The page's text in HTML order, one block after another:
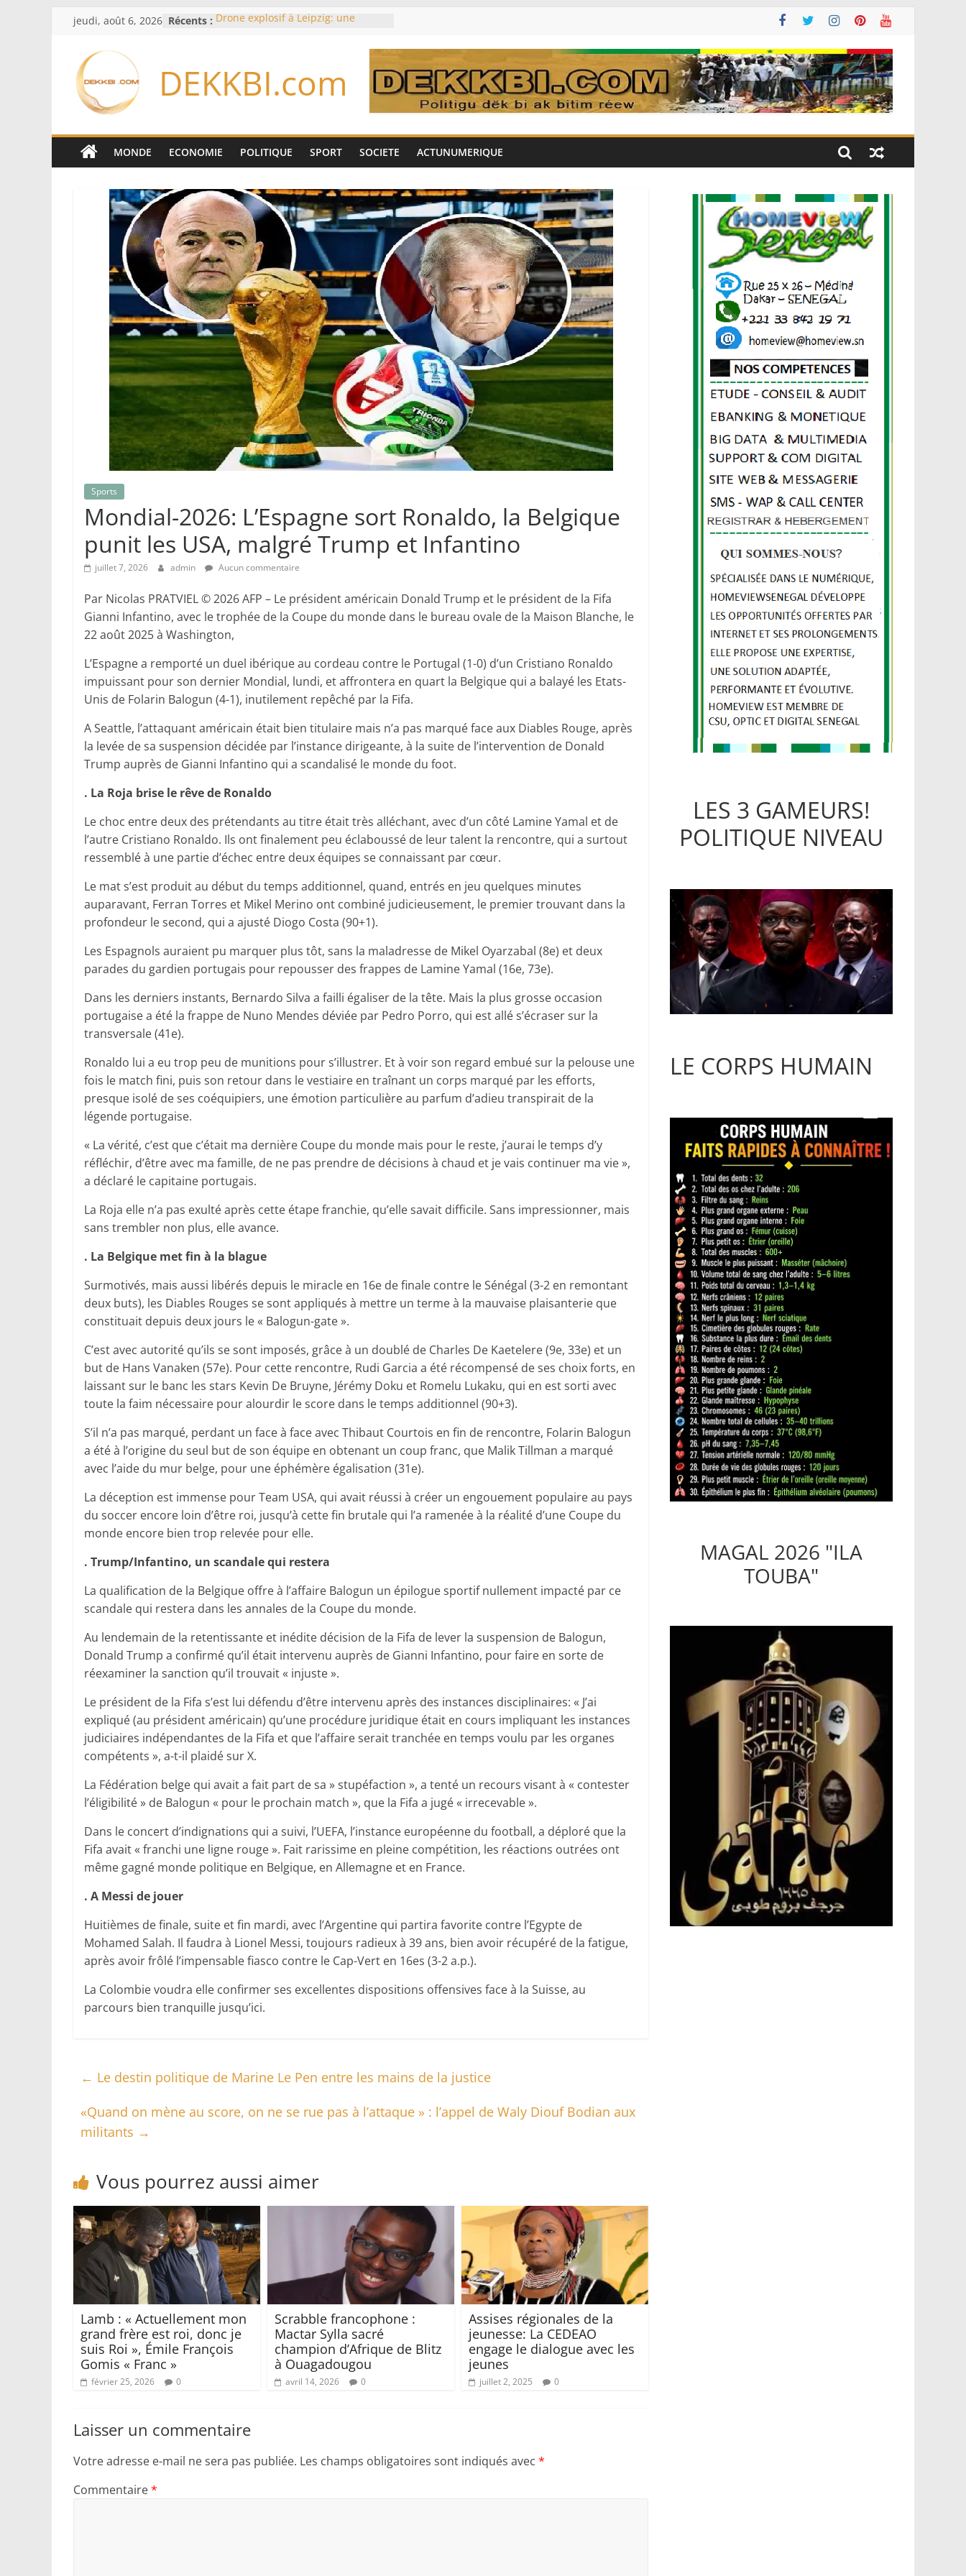
Passer
contenu
jeudi, août 6, 2026 Récents : Drone explosif à Leipzig: une
«des puissances étrangères», selon
Bourse : l’Europe bat toujours des
records dans l’espoir d’un accord
légendaires
France – Algérie: l’affaire Mehdi
Laribi relance la coopération
Cameroun: pourquoi un
remaniement au sommet de
l’armée alors que Paul Biya est hors
du pays
DEKKBI.com
MONDE ECONOMIE POLITIQUE SPORT SOCIETE ACTUNUMERIQUE
Sports
Mondial-2026: L’Espagne sort Ronaldo, la Belgique
punit les USA, malgré Trump et Infantino
juillet 7, 2026 admin Aucun commentaire
Par Nicolas PRATVIEL © 2026 AFP – Le président américain Donald Trump et le président de la Fifa
Gianni Infantino, avec le trophée de la Coupe du monde dans le bureau ovale de la Maison Blanche, le
22 août 2025 à Washington,
L’Espagne a remporté un duel ibérique au cordeau contre le Portugal (1-0) d’un Cristiano Ronaldo
impuissant pour son dernier Mondial, lundi, et affrontera en quart la Belgique qui a balayé les Etats-
Unis de Folarin Balogun (4-1), inutilement repêché par la Fifa.
A Seattle, l’attaquant américain était bien titulaire mais n’a pas marqué face aux Diables Rouge, après
la levée de sa suspension décidée par l’instance dirigeante, à la suite de l’intervention de Donald
Trump auprès de Gianni Infantino qui a scandalisé le monde du foot.
. La Roja brise le rêve de Ronaldo
Le choc entre deux des prétendants au titre était très alléchant, avec d’un côté Lamine Yamal et de
l’autre Cristiano Ronaldo. Ils ont finalement peu éclaboussé de leur talent la rencontre, qui a surtout
ressemblé à une partie d’échec entre deux équipes se connaissant par cœur.
Le mat s’est produit au début du temps additionnel, quand, entrés en jeu quelques minutes
auparavant, Ferran Torres et Mikel Merino ont combiné judicieusement, le premier trouvant dans la
profondeur le second, qui a ajusté Diogo Costa (90+1).
Les Espagnols auraient pu marquer plus tôt, sans la maladresse de Mikel Oyarzabal (8e) et deux
parades du gardien portugais pour repousser des frappes de Lamine Yamal (16e, 73e).
Dans les derniers instants, Bernardo Silva a failli égaliser de la tête. Mais la plus grosse occasion
portugaise a été la frappe de Nuno Mendes déviée par Pedro Porro, qui est allé s’écraser sur la
transversale (41e).
Ronaldo lui a eu trop peu de munitions pour s’illustrer. Et à voir son regard embué sur la pelouse une
fois le match fini, puis son retour dans le vestiaire en traînant un corps marqué par les efforts,
presque isolé de ses coéquipiers, une émotion particulière au parfum d’adieu transpirait de la
légende portugaise.
« La vérité, c’est que c’était ma dernière Coupe du monde mais pour le reste, j’aurai le temps d’y
réfléchir, d’être avec ma famille, de ne pas prendre de décisions à chaud et je vais continuer ma vie »,
a déclaré le capitaine portugais.
La Roja elle n’a pas exulté après cette étape franchie, qu’elle savait difficile. Sans impressionner, mais
sans trembler non plus, elle avance.
. La Belgique met fin à la blague
Surmotivés, mais aussi libérés depuis le miracle en 16e de finale contre le Sénégal (3-2 en remontant
deux buts), les Diables Rouges se sont appliqués à mettre un terme à la mauvaise plaisanterie que
constituait depuis deux jours le « Balogun-gate ».
C’est avec autorité qu’ils se sont imposés, grâce à un doublé de Charles De Kaetelere (9e, 33e) et un
but de Hans Vanaken (57e). Pour cette rencontre, Rudi Garcia a été récompensé de ses choix forts, en
laissant sur le banc les stars Kevin De Bruyne, Jérémy Doku et Romelu Lukaku, qui en est sorti avec
toute la faim nécessaire pour alourdir le score dans le temps additionnel (90+3).
S’il n’a pas marqué, perdant un face à face avec Thibaut Courtois en fin de rencontre, Folarin Balogun
a été à l’origine du seul but de son équipe en obtenant un coup franc, que Malik Tillman a marqué
avec l’aide du mur belge, pour une éphémère égalisation (31e).
La déception est immense pour Team USA, qui avait réussi à créer un engouement populaire au pays
du soccer encore loin d’être roi, jusqu’à cette fin brutale qui l’a ramenée à la réalité d’une Coupe du
monde encore bien trop relevée pour elle.
. Trump/Infantino, un scandale qui restera
La qualification de la Belgique offre à l’affaire Balogun un épilogue sportif nullement impacté par ce
scandale qui restera dans les annales de la Coupe du monde.
Au lendemain de la retentissante et inédite décision de la Fifa de lever la suspension de Balogun,
Donald Trump a confirmé qu’il était intervenu auprès de Gianni Infantino, pour faire en sorte de
réexaminer la sanction qu’il trouvait « injuste ».
Le président de la Fifa s’est lui défendu d’être intervenu après des instances disciplinaires: « J’ai
expliqué (au président américain) qu’une procédure juridique était en cours impliquant les instances
judiciaires indépendantes de la Fifa et que l’affaire serait tranchée en temps voulu par les organes
compétents », a-t-il plaidé sur X.
La Fédération belge qui avait a fait part de sa » stupéfaction », a tenté un recours visant à « contester
l’éligibilité » de Balogun « pour le prochain match », que la Fifa a jugé « irrecevable ».
Dans le concert d’indignations qui a suivi, l’UEFA, l’instance européenne du football, a déploré que la
Fifa avait « franchi une ligne rouge ». Fait rarissime en pleine compétition, les réactions outrées ont
même gagné monde politique en Belgique, en Allemagne et en France.
. A Messi de jouer
Huitièmes de finale, suite et fin mardi, avec l’Argentine qui partira favorite contre l’Egypte de
Mohamed Salah. Il faudra à Lionel Messi, toujours radieux à 39 ans, bien avoir récupéré de la fatigue,
après avoir frôlé l’impensable fiasco contre le Cap-Vert en 16es (3-2 a.p.).
La Colombie voudra elle confirmer ses excellentes dispositions offensives face à la Suisse, au
parcours bien tranquille jusqu’ici.
← Le destin politique de Marine Le Pen entre les mains de la justice
«Quand on mène au score, on ne se rue pas à l’attaque » : l’appel de Waly Diouf Bodian aux
militants →
Vous pourrez aussi aimer
Lamb : « Actuellement mon
grand frère est roi, donc je
suis Roi », Émile François
Gomis « Franc »
février 25, 2026 0
Scrabble francophone :
Mactar Sylla sacré
champion d’Afrique de Blitz
à Ouagadougou
avril 14, 2026 0
Assises régionales de la
jeunesse: La CEDEAO
engage le dialogue avec les
jeunes
juillet 2, 2025 0
Laisser un commentaire
Votre adresse e-mail ne sera pas publiée. Les champs obligatoires sont indiqués avec *
Commentaire*
LES 3 GAMEURS!
POLITIQUE NIVEAU
LE CORPS HUMAIN
MAGAL 2026 "ILA
TOUBA"